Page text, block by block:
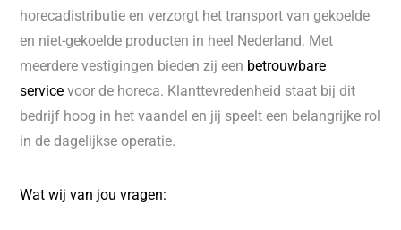
horecadistributie en verzorgt het transport van gekoelde
en niet-gekoelde producten in heel Nederland. Met
meerdere vestigingen bieden zij een betrouwbare
service voor de horeca. Klanttevredenheid staat bij dit
bedrijf hoog in het vaandel en jij speelt een belangrijke rol
in de dagelijkse operatie.
Wat wij van jou vragen: